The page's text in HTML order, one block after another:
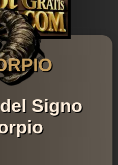
Signo